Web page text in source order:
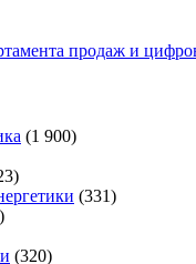
продаж и
(1 900)
(331)
(320)